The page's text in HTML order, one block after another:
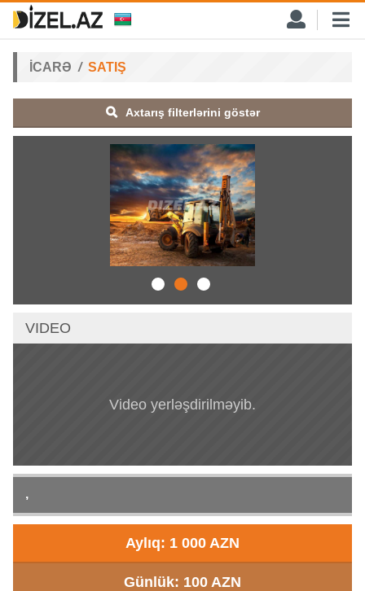
İCARƏ SATIŞ
Axtarış filterlərini göstər
VIDEO
Video yerləşdirilməyib.
,
Aylıq: 1 000 AZN
Günlük: 100 AZN